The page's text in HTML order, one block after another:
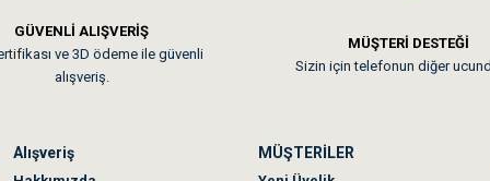
gün elime ulaştı. Jack russell köpeğim severek yedi. Tüy
GÜVENLİ ALIŞVERİŞ
ve 3D ödeme ile güvenli
alışveriş.
MÜŞTERİ DESTEĞİ
Sizin için telefonun diğer
Alışveriş MÜŞTERİLER